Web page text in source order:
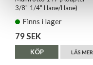
3/8"-1/4" Hane/Hane)
Finns i lager
79 SEK
LÄS MER
KÖP